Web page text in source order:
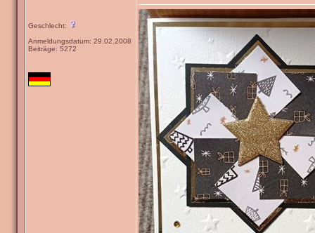
Geschlecht:
Anmeldungsdatum: 29.02.2008
Beiträge: 5272